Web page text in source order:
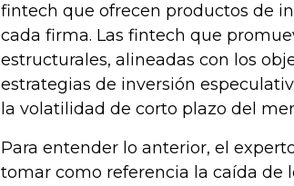
fintech que ofrecen productos de
cada firma. Las fintech que
estructurales, alineadas con los
estrategias de inversión
la volatilidad de corto plazo del
Para entender lo anterior, el
tomar como referencia la caída de